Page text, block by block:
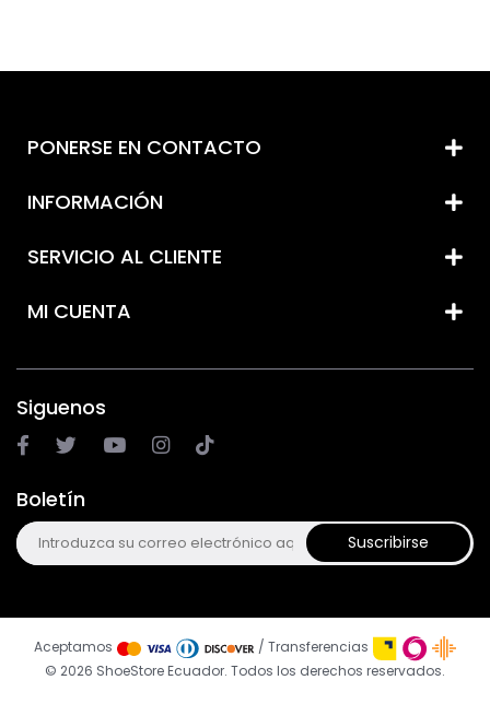
PONERSE EN CONTACTO
INFORMACIÓN
SERVICIO AL CLIENTE
MI CUENTA
Siguenos
Boletín
Suscribirse
© 2026 ShoeStore Ecuador. Todos los derechos reservados.
Aceptamos / Transferencias